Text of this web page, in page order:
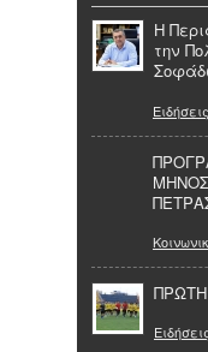
Η
την
Ειδήσεις
Ειδήσεις